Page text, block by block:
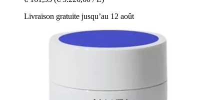
Livraison gratuite jusqu’au 12 août